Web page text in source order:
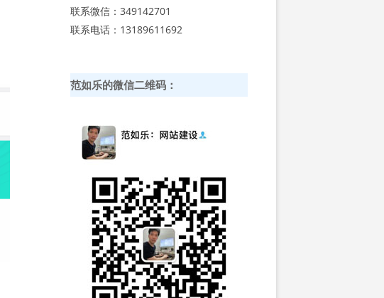
联系微信：349142701
联系电话：13189611692
范如乐的微信二维码：